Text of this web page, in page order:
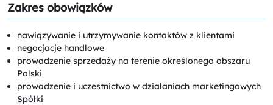
Zakres obowiązków
nawiązywanie i utrzymywanie kontaktów z klientami
negocjacje handlowe
prowadzenie sprzedaży na terenie określonego obszaru
Polski
prowadzenie i uczestnictwo w działaniach marketingowych
Spółki